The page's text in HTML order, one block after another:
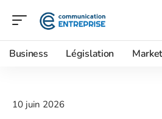
Business Législation
10 juin 2026